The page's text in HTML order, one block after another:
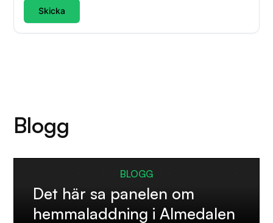
Skicka
Blogg
BLOGG
Det här sa panelen om
hemmaladdning i Almedalen